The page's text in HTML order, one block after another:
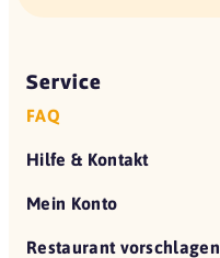
Service
FAQ
Hilfe & Kontakt
Mein Konto
Restaurant vorschlagen